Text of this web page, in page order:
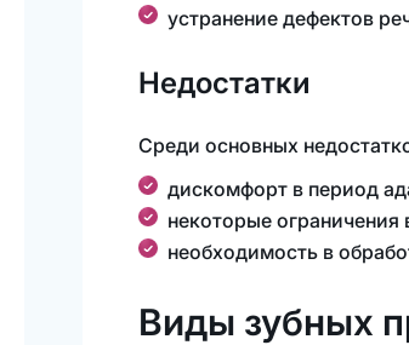
устранение дефектов
Недостатки
Среди основных
дискомфорт в период
некоторые ограничения
необходимость в
Виды зубных